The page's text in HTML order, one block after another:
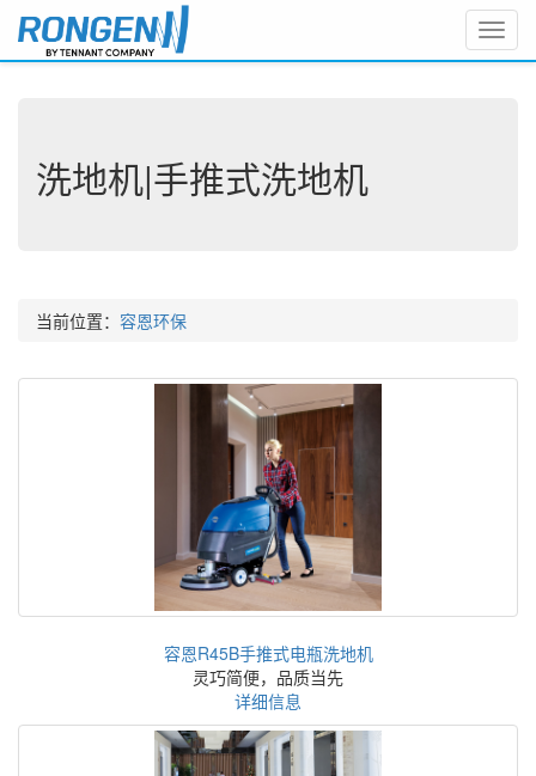
洗地机|手推式洗地机
当前位置： 容恩环保
容恩R45B手推式电瓶洗地机
灵巧简便，品质当先
详细信息